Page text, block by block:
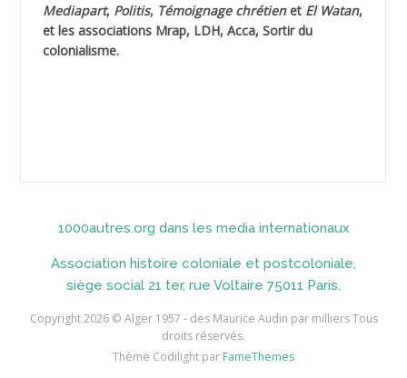
AIBLIED Ahmed
AICI (ou AISSI) Laïd
AIDI
AININE Abdelkader
Mediapart, Politis, Témoignage chrétienet El Watan,
et les associations Mrap, LDH, Acca, Sortir du
colonialisme.
1000autres.org dans les media internationaux
Association histoire coloniale et postcoloniale,
siège social 21 ter, rue Voltaire 75011 Paris.
Copyright 2026 © Alger 1957 - des Maurice Audin par milliers Tous
droits réservés.
Thème Codilight par FameThemes